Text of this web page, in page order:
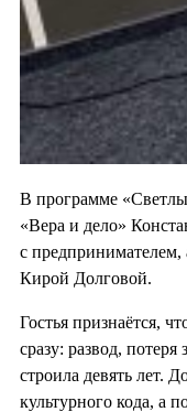
В программе
«Вера и дело»
с
Кирой Долговой.
Гостья признаётся,
сразу: развод,
строила девять лет.
культурного кода, а